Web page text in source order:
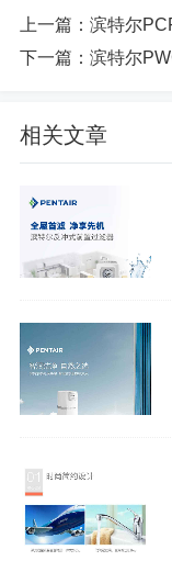
上一篇： 滨特尔
下一篇： 滨特尔
相关文章